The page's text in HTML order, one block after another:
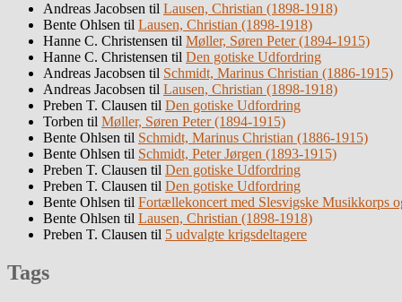
Andreas Jacobsen til Lausen, Christian (1898-1918)
Bente Ohlsen til Lausen, Christian (1898-1918)
Hanne C. Christensen til Møller, Søren Peter (1894-1915)
Hanne C. Christensen til Den gotiske Udfordring
Andreas Jacobsen til Schmidt, Marinus Christian (1886-1915)
Andreas Jacobsen til Lausen, Christian (1898-1918)
Preben T. Clausen til Den gotiske Udfordring
Torben til Møller, Søren Peter (1894-1915)
Bente Ohlsen til Schmidt, Marinus Christian (1886-1915)
Bente Ohlsen til Schmidt, Peter Jørgen (1893-1915)
Preben T. Clausen til Den gotiske Udfordring
Preben T. Clausen til Den gotiske Udfordring
Bente Ohlsen til Fortællekoncert med Slesvigske Musikkorps
Bente Ohlsen til Lausen, Christian (1898-1918)
Preben T. Clausen til 5 udvalgte krigsdeltagere
Tags